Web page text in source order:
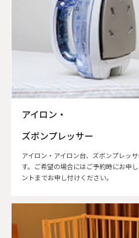
アイロン・
ズボンプレッサー
アイロン・アイロン台、ズボンプレッ
す。ご希望の場合にはご予約時にお申
ントまでお申し付けください。